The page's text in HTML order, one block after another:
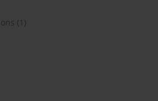
(1)